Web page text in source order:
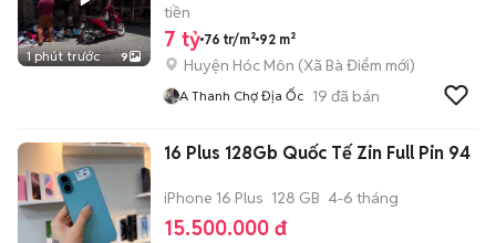
1 phút trước 9
tiền
7 tỷ 76 tr/m² 92 m²
Huyện Hóc Môn (Xã Bà Điểm mới)
A Thanh Chợ Địa Ốc 19 đã bán
16 Plus 128Gb Quốc Tế Zin Full Pin 94
iPhone 16 Plus 128 GB 4-6 tháng
15.500.000 đ